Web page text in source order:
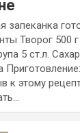
запеканка
Творог 500
5 ст.л.
к этому